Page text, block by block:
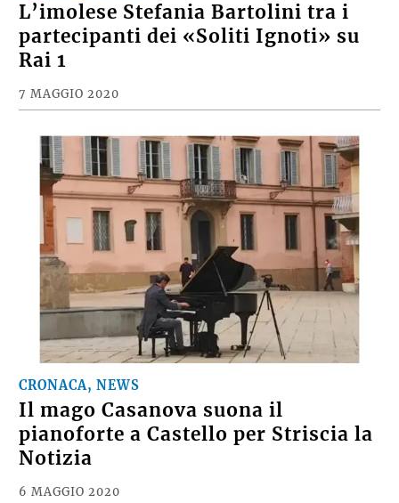
L’imolese Stefania Bartolini tra i
partecipanti dei «Soliti Ignoti» su
Rai 1
7 MAGGIO 2020
CRONACA, NEWS
Il mago Casanova suona il
pianoforte a Castello per Striscia la
Notizia
6 MAGGIO 2020